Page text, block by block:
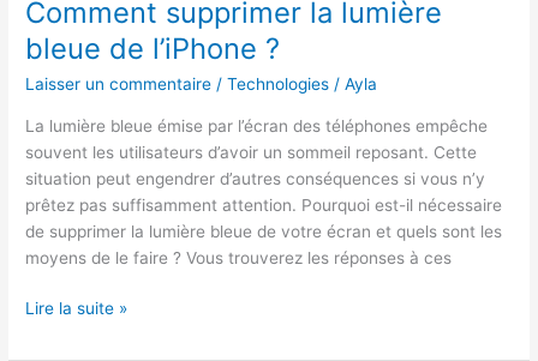
Comment supprimer la lumière
bleue de l’iPhone ?
Laisser un commentaire /Technologies /Ayla
La lumière bleue émise par l’écran des téléphones empêche
souvent les utilisateurs d’avoir un sommeil reposant. Cette
situation peut engendrer d’autres conséquences si vous n’y
prêtez pas suffisamment attention. Pourquoi est-il nécessaire
de supprimer la lumière bleue de votre écran et quels sont les
moyens de le faire ? Vous trouverez les réponses à ces
Comment
Lire la suite »